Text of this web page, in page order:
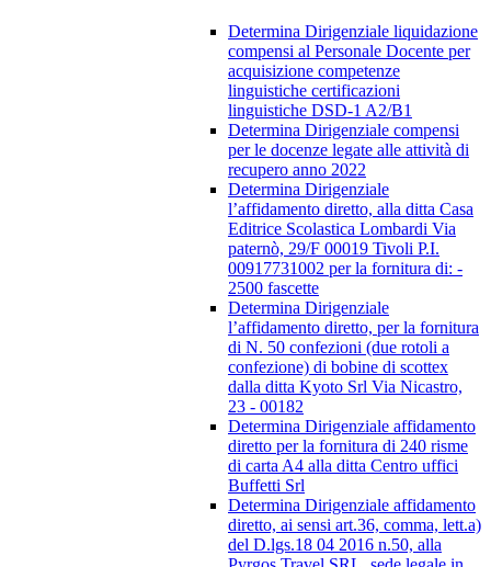
Determina Dirigenziale liquidazione
compensi al Personale Docente per
acquisizione competenze
linguistiche certificazioni
linguistiche DSD-1 A2/B1
Determina Dirigenziale compensi
per le docenze legate alle attività di
recupero anno 2022
Determina Dirigenziale
l’affidamento diretto, alla ditta Casa
Editrice Scolastica Lombardi Via
paternò, 29/F 00019 Tivoli P.I.
00917731002 per la fornitura di: -
2500 fascette
Determina Dirigenziale
l’affidamento diretto, per la fornitura
di N. 50 confezioni (due rotoli a
confezione) di bobine di scottex
dalla ditta Kyoto Srl Via Nicastro,
23 - 00182
Determina Dirigenziale affidamento
diretto per la fornitura di 240 risme
di carta A4 alla ditta Centro uffici
Buffetti Srl
Determina Dirigenziale affidamento
diretto, ai sensi art.36, comma, lett.a)
del D.lgs.18 04 2016 n.50, alla